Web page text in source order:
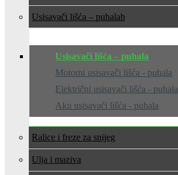
Usisavači lišća – puhala
Usisavači lišća – puhala
Motorni usisavači lišća - puhala
Električni usisavači lišća - puhala
Aku usisavači lišća - puhala
Ralice i freze za snijeg
Ulja i maziva